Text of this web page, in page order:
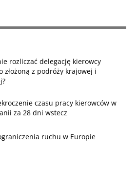
rozliczać delegację kierowcy
złożoną z podróży krajowej i
czasu pracy kierowców w
za 28 dni wstecz
ruchu w Europie